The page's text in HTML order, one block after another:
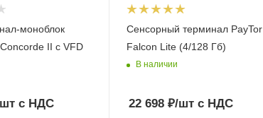
моноблок
II c VFD
с НДС
Сенсорный терминал PayTor
Falcon Lite (4/128 Гб)
В наличии
22 698₽/штс НДС